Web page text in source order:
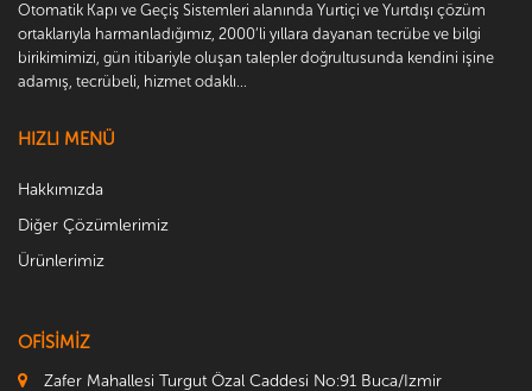
Otomatik Kapı ve Geçiş Sistemleri alanında Yurtiçi ve Yurtdışı çözüm
ortaklarıyla harmanladığımız, 2000’li yıllara dayanan tecrübe ve bilgi
birikimimizi, gün itibariyle oluşan talepler doğrultusunda kendini işine
adamış, tecrübeli, hizmet odaklı...
HIZLI MENÜ
Hakkımızda
Diğer Çözümlerimiz
Ürünlerimiz
OFİSİMİZ
Zafer Mahallesi Turgut Özal Caddesi No:91 Buca/Izmir